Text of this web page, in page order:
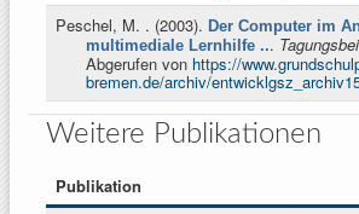
Peschel, M. . (2003). Der Computer im
multimediale Lernhilfe ...
Abgerufen von https://
bremen.de/archiv/
Weitere Publikationen
Publikation